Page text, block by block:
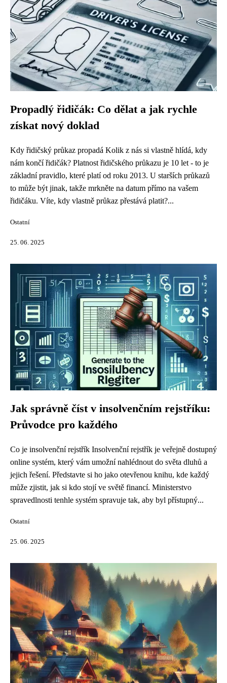
Propadlý řidičák: Co dělat a jak rychle
získat nový doklad
Kdy řidičský průkaz propadá Kolik z nás si vlastně hlídá, kdy
nám končí řidičák? Platnost řidičského průkazu je 10 let - to je
základní pravidlo, které platí od roku 2013. U starších průkazů
to může být jinak, takže mrkněte na datum přímo na vašem
řidičáku. Víte, kdy vlastně průkaz přestává platit?...
Ostatní
25. 06. 2025
Jak správně číst v insolvenčním rejstříku:
Průvodce pro každého
Co je insolvenční rejstřík Insolvenční rejstřík je veřejně dostupný
online systém, který vám umožní nahlédnout do světa dluhů a
jejich řešení. Představte si ho jako otevřenou knihu, kde každý
může zjistit, jak si kdo stojí ve světě financí. Ministerstvo
spravedlnosti tenhle systém spravuje tak, aby byl přístupný...
Ostatní
25. 06. 2025